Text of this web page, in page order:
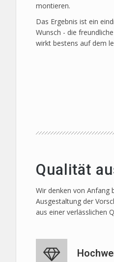
montieren.
Das Ergebnis ist ein
Wunsch - die
wirkt bestens auf dem
Qualität
Wir denken von Anfang
Ausgestaltung der
aus einer verlässlichen